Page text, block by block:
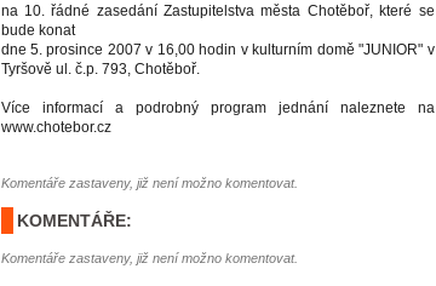
na 10. řádné zasedání Zastupitelstva města Chotěboř, které se
bude konat
dne 5. prosince 2007 v 16,00 hodin v kulturním domě "JUNIOR" v
Tyršově ul. č.p. 793, Chotěboř.
Více informací a podrobný program jednání naleznete na
www.chotebor.cz
Komentáře zastaveny, již není možno komentovat.
KOMENTÁŘE:
Komentáře zastaveny, již není možno komentovat.